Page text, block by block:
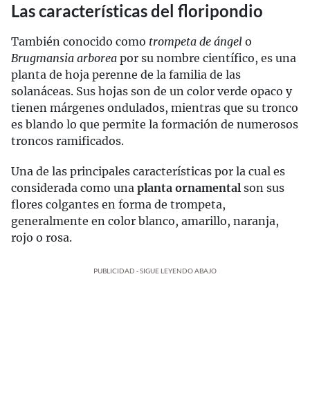
Las características del floripondio
También conocido como trompeta de ángel o
Brugmansia arborea por su nombre científico, es una
planta de hoja perenne de la familia de las
solanáceas. Sus hojas son de un color verde opaco y
tienen márgenes ondulados, mientras que su tronco
es blando lo que permite la formación de numerosos
troncos ramificados.
Una de las principales características por la cual es
considerada como una planta ornamental son sus
flores colgantes en forma de trompeta,
generalmente en color blanco, amarillo, naranja,
rojo o rosa.
PUBLICIDAD - SIGUE LEYENDO ABAJO